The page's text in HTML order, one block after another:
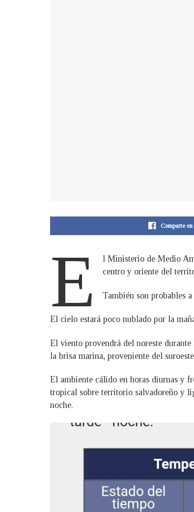
Comparte
E
l Ministerio de Medio
centro y oriente del
También son probables
El cielo estará poco nublado por la
El viento provendrá del noreste
la brisa marina, proveniente del
El ambiente cálido en horas diurnas y
tropical sobre territorio salvadoreño y
noche.